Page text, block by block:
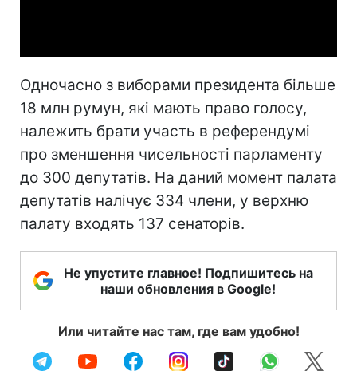
Одночасно з виборами президента більше
18 млн румун, які мають право голосу,
належить брати участь в референдумі
про зменшення чисельності парламенту
до 300 депутатів. На даний момент палата
депутатів налічує 334 члени, у верхню
палату входять 137 сенаторів.
Не упустите главное! Подпишитесь на
наши обновления в Google!
Или читайте нас там, где вам удобно!